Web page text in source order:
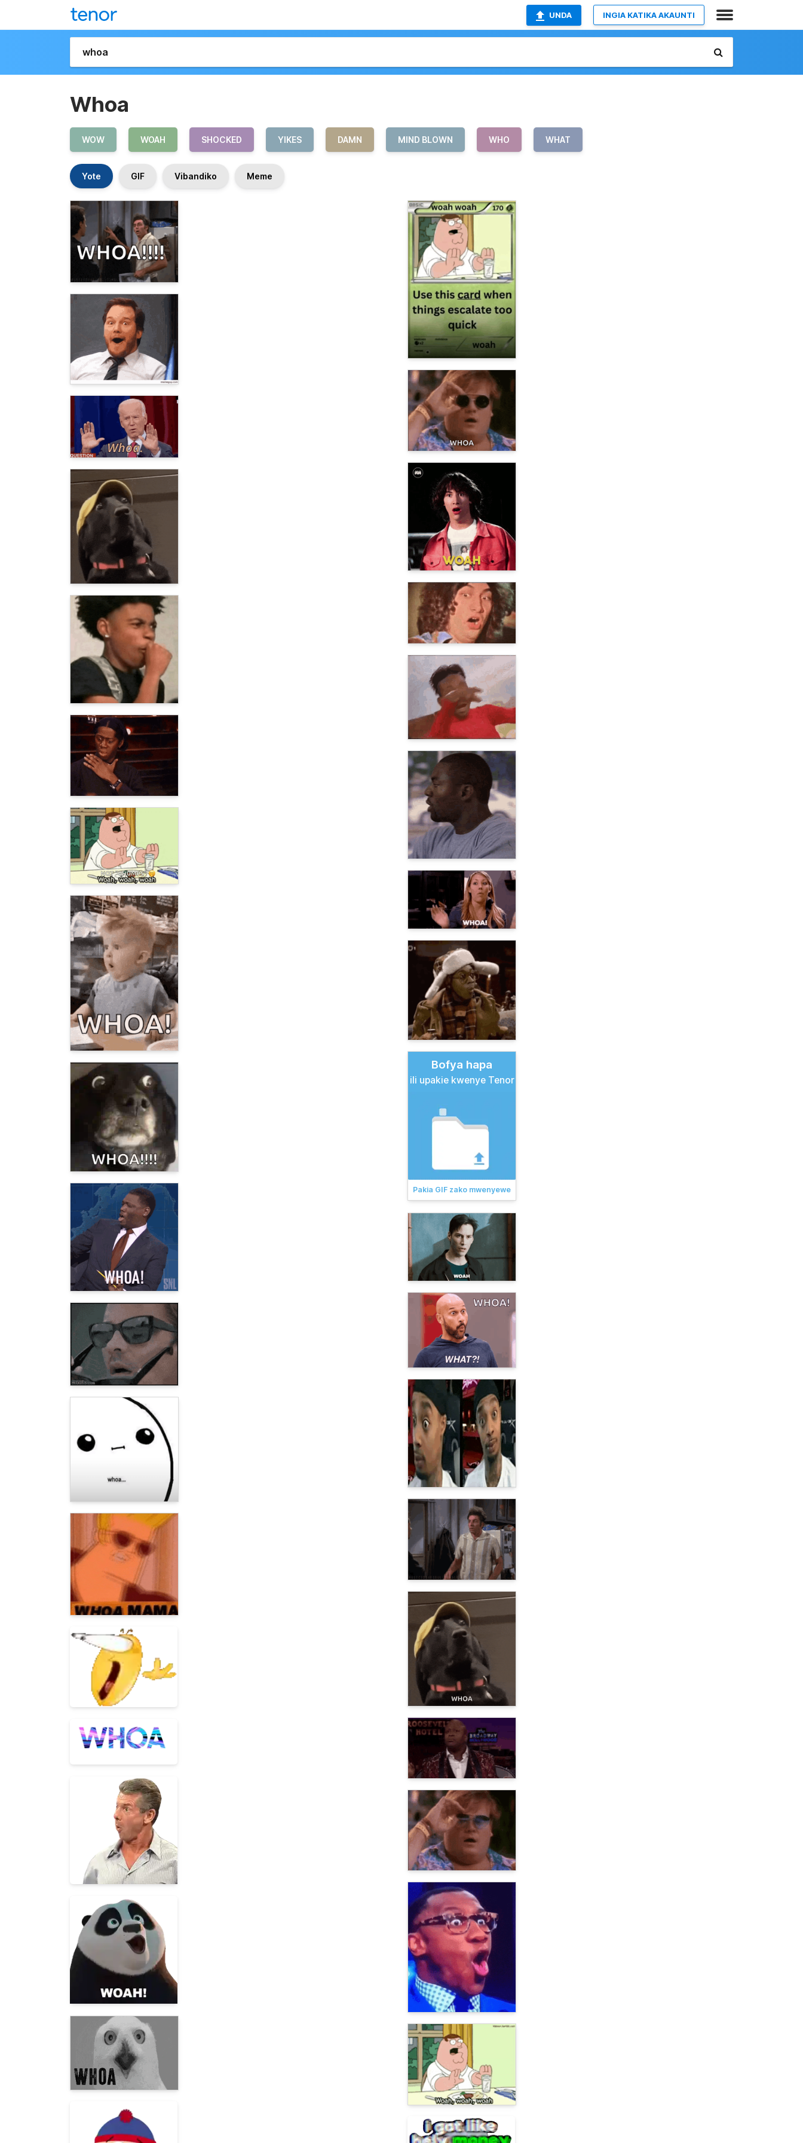
UNDA INGIA KATIKA AKAUNTI
Whoa
WOW WOAH SHOCKED YIKES DAMN MIND BLOWN WHO WHAT
Yote GIF Vibandiko Meme
Bofya hapa
ili upakie kwenye Tenor
Pakia GIF zako mwenyewe